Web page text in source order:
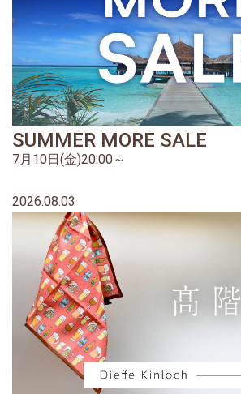
SUMMER MORE SALE
7月10日(金)20:00～
2026.08.03